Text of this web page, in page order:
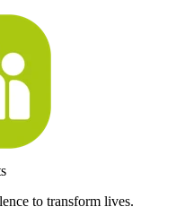
to transform lives.